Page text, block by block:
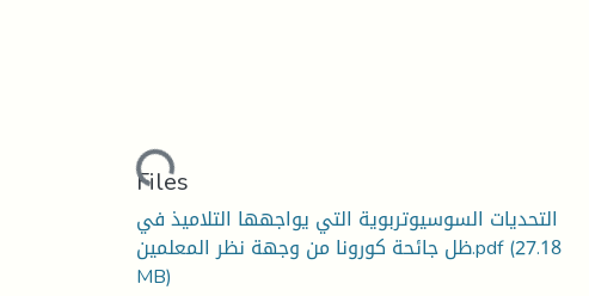
Loading...
Files
التحديات السوسيوتربوية التي يواجهها التلاميذ في
ظل جائحة كورونا من وجهة نظر المعلمين.pdf(27.18
MB)